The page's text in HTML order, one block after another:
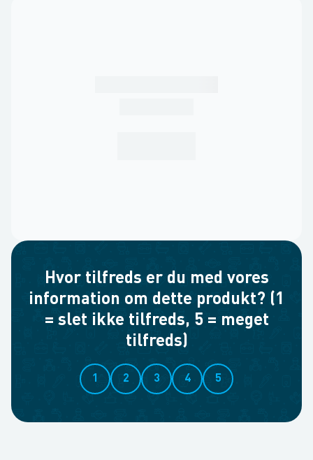
Hvor tilfreds er du med vores
information om dette produkt? (1
= slet ikke tilfreds, 5 = meget
tilfreds)
1 2 3 4 5